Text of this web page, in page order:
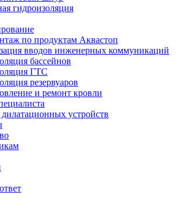
гидроизоляция
по продуктам Аквастоп
вводов инженерных коммуникаций
бассейнов
ГТС
резервуаров
и ремонт кровли
устройств